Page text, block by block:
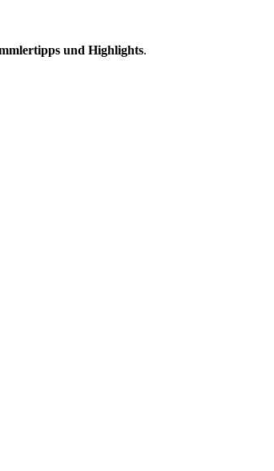
und Highlights.